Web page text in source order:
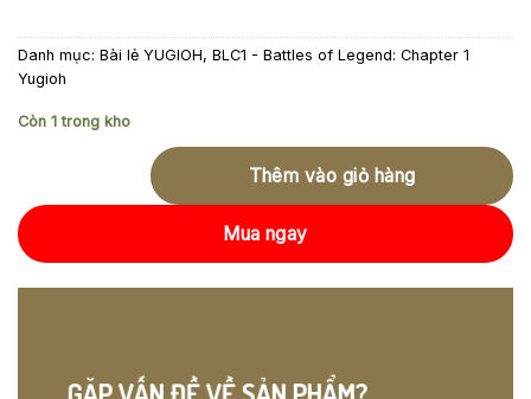
Danh mục: Bài lẻ YUGIOH, BLC1 - Battles of Legend: Chapter 1
Yugioh
Còn 1 trong kho
Thêm vào giỏ hàng
Mua ngay